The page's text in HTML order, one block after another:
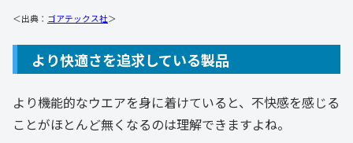
＜出典： ゴアテックス社＞
より快適さを追求している製品
より機能的なウエアを身に着けていると、不快感を感じる
ことがほとんど無くなるのは理解できますよね。